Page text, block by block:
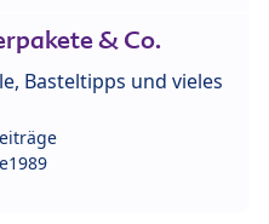
& Co.
Basteltipps und vieles